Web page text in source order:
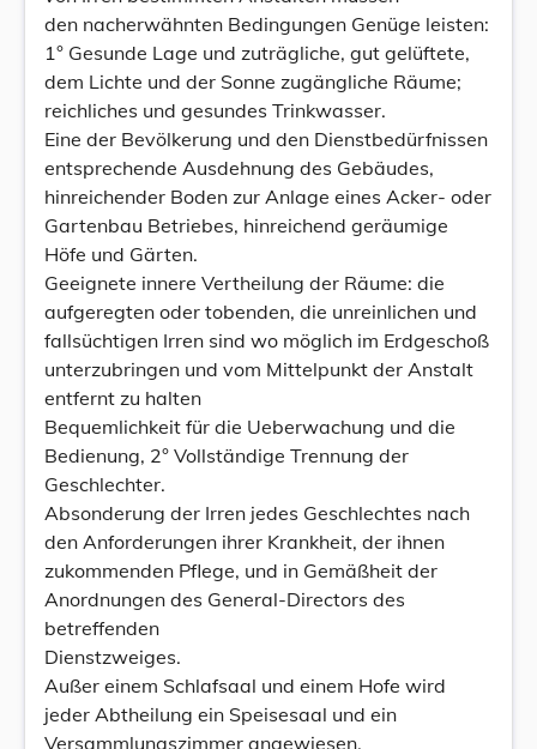
den nacherwähnten Bedingungen Genüge leisten:
1° Gesunde Lage und zuträgliche, gut gelüftete,
dem Lichte und der Sonne zugängliche Räume;
reichliches und gesundes Trinkwasser.
Eine der Bevölkerung und den Dienstbedürfnissen
entsprechende Ausdehnung des Gebäudes,
hinreichender Boden zur Anlage eines Acker- oder
Gartenbau Betriebes, hinreichend geräumige
Höfe und Gärten.
Geeignete innere Vertheilung der Räume: die
aufgeregten oder tobenden, die unreinlichen und
fallsüchtigen Irren sind wo möglich im Erdgeschoß
unterzubringen und vom Mittelpunkt der Anstalt
entfernt zu halten
Bequemlichkeit für die Ueberwachung und die
Bedienung, 2° Vollständige Trennung der
Geschlechter.
Absonderung der Irren jedes Geschlechtes nach
den Anforderungen ihrer Krankheit, der ihnen
zukommenden Pflege, und in Gemäßheit der
Anordnungen des General-Directors des
betreffenden
Dienstzweiges.
Außer einem Schlafsaal und einem Hofe wird
jeder Abtheilung ein Speisesaal und ein
Versammlungszimmer angewiesen.